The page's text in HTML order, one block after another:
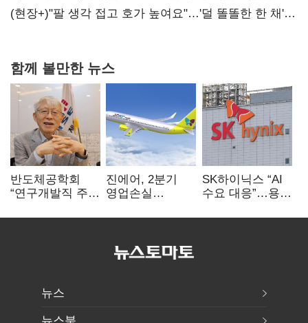
숙제
(현장+)"팔 생각 접고 호가 높여요"…'덜 똘똘한 한 채'
함께 볼만한 뉴스
반도체공학회
“연구개발직 주
개선해야”
진에어, 2분기
영업손실
상승 여파
SK하이닉스 “AI
수요 대응”…용인
투자
뉴스